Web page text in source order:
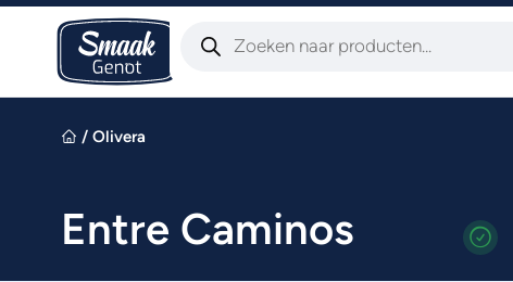
/ Olivera
Entre Caminos